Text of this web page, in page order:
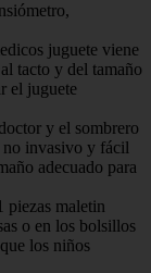
juguete viene
tacto y del tamaño
el juguete
y el sombrero
no invasivo y fácil
adecuado para
piezas maletin
o en los bolsillos
los niños